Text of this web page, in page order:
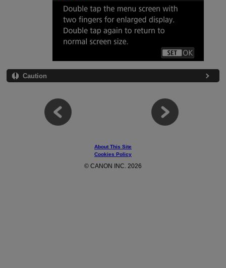
Caution
About This Site
Cookies Policy
© CANON INC. 2026